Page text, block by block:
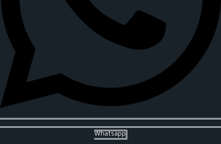
Whatsapp